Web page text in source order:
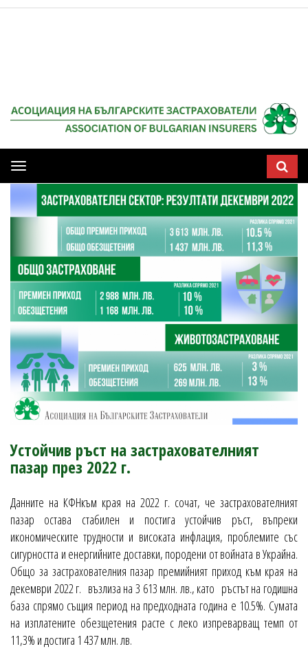
Мобилна
навигация
Устойчив ръст на застрахователният
пазар през 2022 г.
Данните на КФНкъм края на 2022 г. сочат, че застрахователният
пазар остава стабилен и постига устойчив ръст, въпреки
икономическите трудности и високата инфлация, проблемите със
сигурността и енергийните доставки, породени от войната в Украйна.
Общо за застрахователния пазар премийният приход към края на
декември 2022 г. възлиза на 3 613 млн. лв., като ръстът на годишна
база спрямо същия период на предходната година е 10.5%. Сумата
на изплатените обезщетения расте с леко изпреварващ темп от
11,3% и достига 1 437 млн. лв.